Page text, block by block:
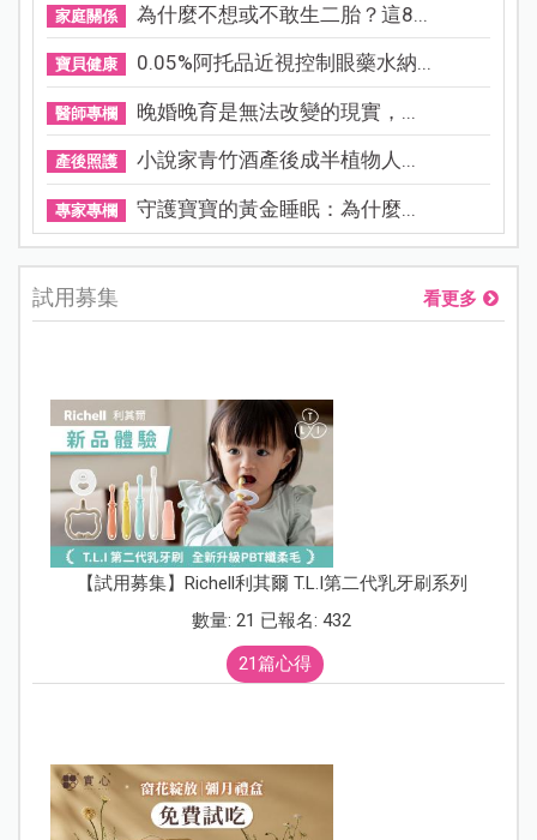
家庭關係 為什麼不想或不敢生二胎？這8...
寶貝健康 0.05%阿托品近視控制眼藥水納...
醫師專欄 晚婚晚育是無法改變的現實，...
產後照護 小說家青竹酒產後成半植物人...
專家專欄 守護寶寶的黃金睡眠：為什麼...
試用募集 看更多
【試用募集】Richell利其爾 T.L.I第二代乳牙刷系列
數量: 21 已報名: 432
21篇心得